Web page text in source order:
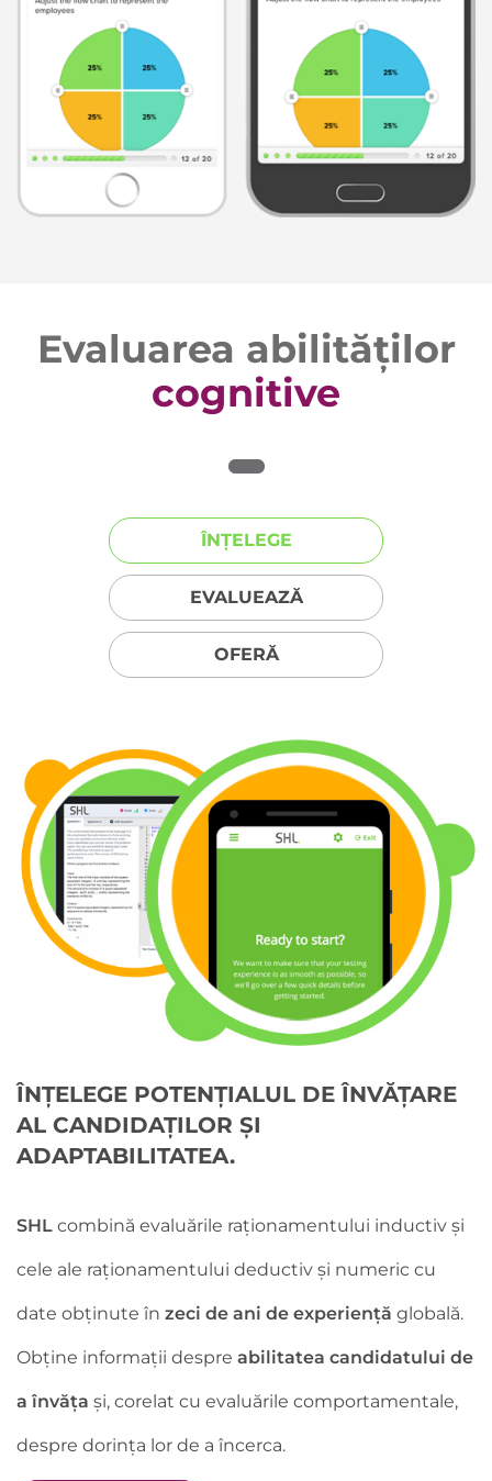
Evaluarea abilităților
cognitive
ÎNȚELEGE
EVALUEAZĂ
OFERĂ
ÎNȚELEGE POTENȚIALUL DE ÎNVĂȚARE
AL CANDIDAȚILOR ȘI
ADAPTABILITATEA.
SHL combină evaluările raționamentului inductiv și
cele ale raționamentului deductiv și numeric cu
date obținute în zeci de ani de experiență globală.
Obține informații despre abilitatea candidatului de
a învăța și, corelat cu evaluările comportamentale,
despre dorința lor de a încerca.